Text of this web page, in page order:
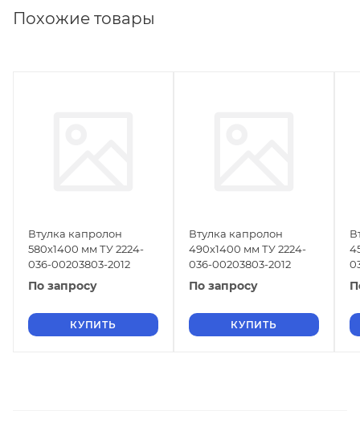
Похожие товары
Втулка капролон
580х1400 мм ТУ 2224-
036-00203803-2012
По запросу
КУПИТЬ
Втулка капролон
490х1400 мм ТУ 2224-
036-00203803-2012
По запросу
КУПИТЬ